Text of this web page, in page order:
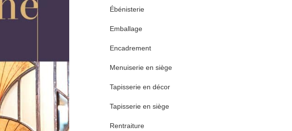
Ébénisterie
Emballage
Encadrement
Menuiserie en siège
Tapisserie en décor
Tapisserie en siège
Rentraiture